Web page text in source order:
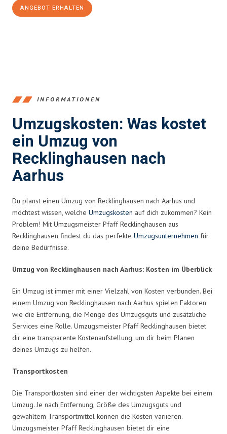
ANGEBOT ERHALTEN
INFORMATIONEN
Umzugskosten: Was kostet
ein Umzug von
Recklinghausen nach
Aarhus
Du planst einen Umzug von Recklinghausen nach Aarhus und
möchtest wissen, welche Umzugskosten auf dich zukommen? Kein
Problem! Mit Umzugsmeister Pfaff Recklinghausen aus
Recklinghausen findest du das perfekte Umzugsunternehmen für
deine Bedürfnisse.
Umzug von Recklinghausen nach Aarhus: Kosten im Überblick
Ein Umzug ist immer mit einer Vielzahl von Kosten verbunden. Bei
einem Umzug von Recklinghausen nach Aarhus spielen Faktoren
wie die Entfernung, die Menge des Umzugsguts und zusätzliche
Services eine Rolle. Umzugsmeister Pfaff Recklinghausen bietet
dir eine transparente Kostenaufstellung, um dir beim Planen
deines Umzugs zu helfen.
Transportkosten
Die Transportkosten sind einer der wichtigsten Aspekte bei einem
Umzug. Je nach Entfernung, Größe des Umzugsguts und
gewähltem Transportmittel können die Kosten variieren.
Umzugsmeister Pfaff Recklinghausen bietet dir eine